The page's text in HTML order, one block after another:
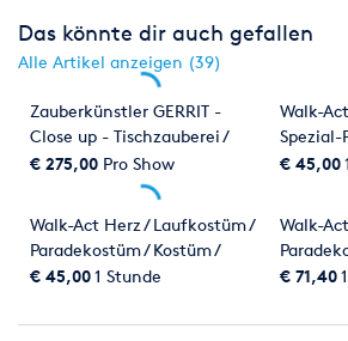
Das könnte dir auch gefallen
Alle Artikel anzeigen (39)
Zauberkünstler GERRIT -
Close up - Tischzauberei /
Zaubershow / Zauberei /
€ 275,00 Pro Show
Walk-
Spezial-
Promoter
€ 45,00
Walk-Act Herz / Laufkostüm /
Paradekostüm / Kostüm /
Valentinstag
€ 45,001 Stunde
Walk-
€ 71,40